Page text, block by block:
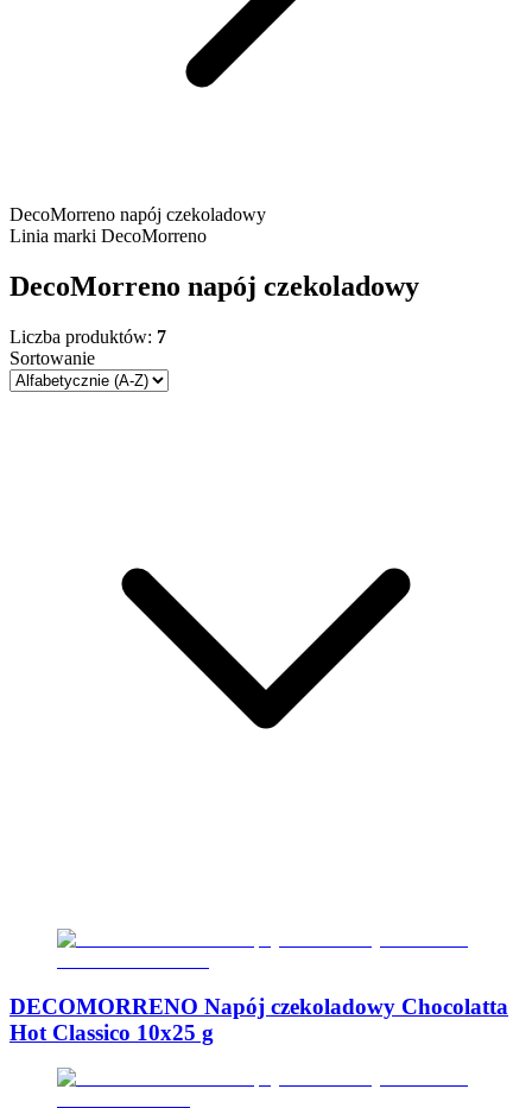
DecoMorreno napój czekoladowy
Linia marki DecoMorreno
DecoMorreno napój czekoladowy
Liczba produktów: 7
Sortowanie
DECOMORRENO Napój czekoladowy Chocolatta
Hot Classico 10x25 g